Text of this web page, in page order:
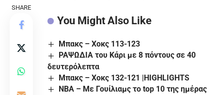
SHARE
You Might Also Like
Μπακς – Χοκς 113-123
ΡΑΨΩΔΙΑ του Κάρι με 8 πόντους σε 40
δευτερόλεπτα
Μπακς – Χοκς 132-121 |HIGHLIGHTS
ΝΒΑ – Με Γουίλιαμς το top 10 της ημέρας